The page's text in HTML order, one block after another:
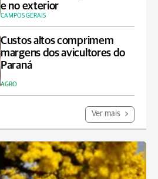
e no exterior
CAMPOS GERAIS
Custos altos comprimem
margens dos avicultores do
Paraná
AGRO
Ver mais